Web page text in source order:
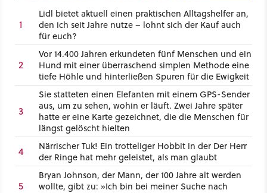
1
Lidl bietet aktuell einen praktischen Alltagshelfer an,
den ich seit Jahre nutze – lohnt sich der Kauf auch
für euch?
2
Vor 14.400 Jahren erkundeten fünf Menschen und ein
Hund mit einer überraschend simplen Methode eine
tiefe Höhle und hinterließen Spuren für die Ewigkeit
3
Sie statteten einen Elefanten mit einem GPS-Sender
aus, um zu sehen, wohin er läuft. Zwei Jahre später
hatte er eine Karte gezeichnet, die die Menschen für
längst gelöscht hielten
4
Närrischer Tuk! Ein trotteliger Hobbit in der Der Herr
der Ringe hat mehr geleistet, als man glaubt
5
Bryan Johnson, der Mann, der 100 Jahre alt werden
wollte, gibt zu: »Ich bin bei meiner Suche nach